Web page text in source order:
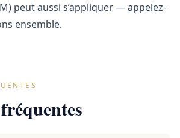
peut aussi s’appliquer — appelez-
ensemble.